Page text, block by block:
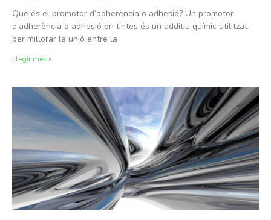
Què és el promotor d’adherència o adhesió? Un promotor
d’adherència o adhesió en tintes és un additiu químic utilitzat
per millorar la unió entre la
Llegir més »